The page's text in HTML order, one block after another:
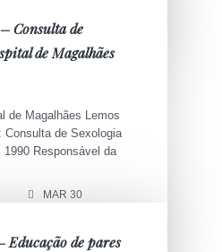
Consulta de
de Magalhães
de Magalhães Lemos
Consulta de Sexologia
Responsável da
MAR 30
de pares